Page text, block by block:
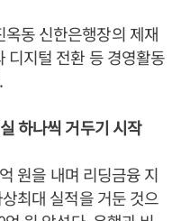
옥동 신한은행장의 제재
디지털 전환 등 경영활동
하나씩 거두기 시작
원을 내며 리딩금융 지
최대 실적을 거둔 것으